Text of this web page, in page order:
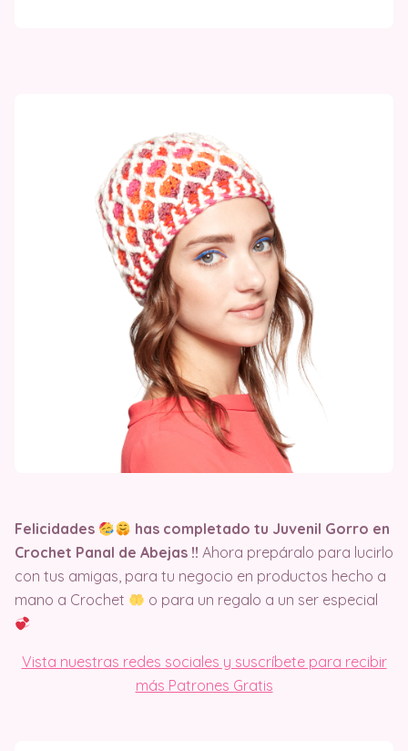
Felicidades
has completado tu Juvenil Gorro en
Crochet Panal de Abejas !! Ahora prepáralo para lucirlo
con tus amigas, para tu negocio en productos hecho a
mano a Crochet
o para un regalo a un ser especial
Vista nuestras redes sociales y suscríbete para recibir
más Patrones Gratis